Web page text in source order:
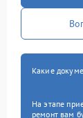
Какие
На этапе
ремонт вам